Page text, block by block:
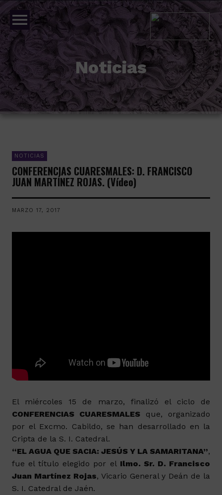
menu
Noticias
NOTICIAS
CONFERENCIAS CUARESMALES: D. FRANCISCO
JUAN MARTÍNEZ ROJAS. (Vídeo)
MARZO 17, 2017
El miércoles 15 de marzo, finalizó el ciclo de
CONFERENCIAS CUARESMALESque, organizado
por el Excmo. Cabildo, se han desarrollado en la
Cripta de la S. I. Catedral.
“EL AGUA QUE SACIA: JESÚS Y LA SAMARITANA”,
fue el título elegido por el Ilmo. Sr. D. Francisco
Juan Martínez Rojas, Vicario General y Deán de la
S. I. Catedral de Jaén.